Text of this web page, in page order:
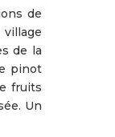
de
de la
pinot
fruits
Un